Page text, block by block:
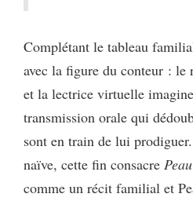
Complétant le tableau
avec la figure du conteur : le
et la lectrice virtuelle
transmission orale qui
sont en train de lui
naïve, cette fin consacre
comme un récit familial et